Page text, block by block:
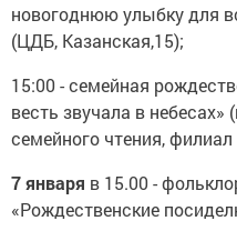
новогоднюю улыбку для
(ЦДБ, Казанская,15);
15:00 - семейная
весть звучала в небесах»
семейного чтения,
7 января в 15.00 -
«Рождественские